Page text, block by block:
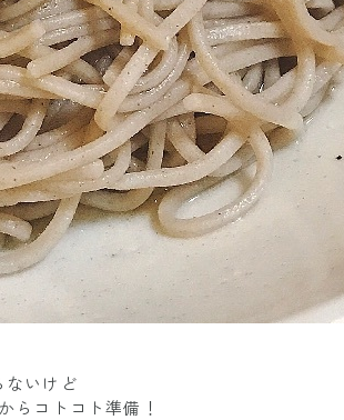
ないけど
らコトコト準備！